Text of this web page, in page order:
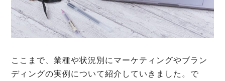
ここまで、業種や状況別にマーケティングやブラン
ディングの実例について紹介していきました。で